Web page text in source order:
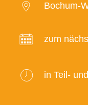
Bochum-
zum
in Teil-